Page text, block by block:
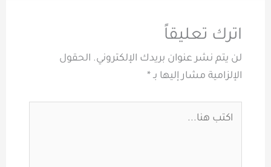
اترك تعليقاً
لن يتم نشر عنوان بريدك الإلكتروني. الحقول
الإلزامية مشار إليها بـ*